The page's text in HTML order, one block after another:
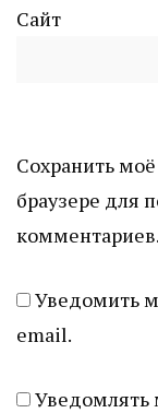
Сайт
Сохранить
браузере для
комментариев.
Уведомить
email.
Уведомлять